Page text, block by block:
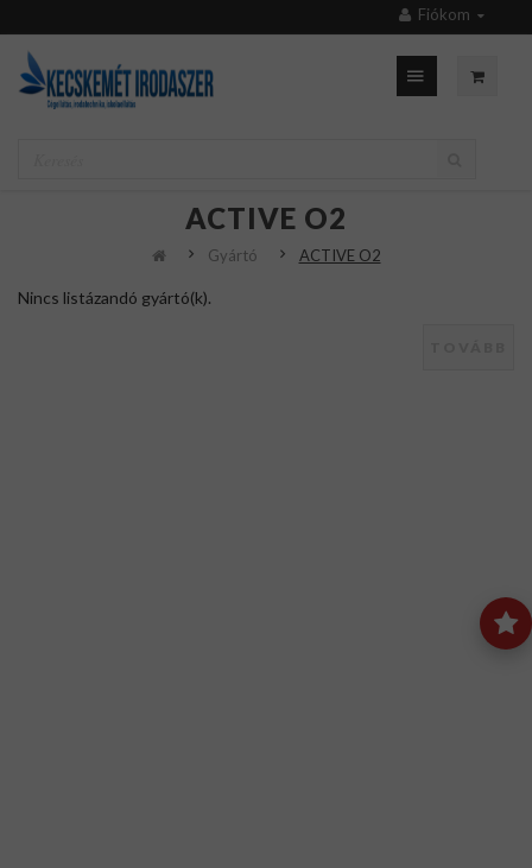
Fiókom
ACTIVE O2
Gyártó ACTIVE O2
Nincs listázandó gyártó(k).